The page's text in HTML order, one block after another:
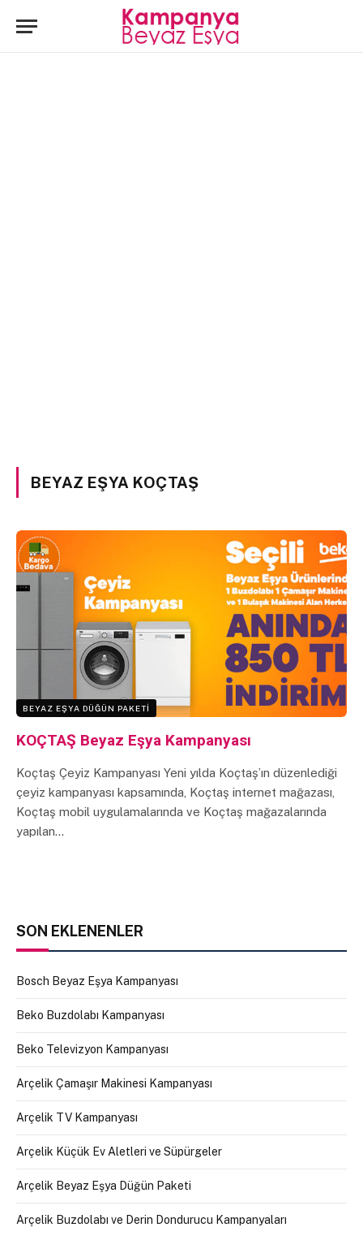
BEYAZ EŞYA KOÇTAŞ
BEYAZ EŞYA DÜĞÜN PAKETI
KOÇTAŞ Beyaz Eşya Kampanyası
Koçtaş Çeyiz Kampanyası Yeni yılda Koçtaş’ın düzenlediği
çeyiz kampanyası kapsamında, Koçtaş internet mağazası,
Koçtaş mobil uygulamalarında ve Koçtaş mağazalarında
yapılan…
SON EKLENENLER
Bosch Beyaz Eşya Kampanyası
Beko Buzdolabı Kampanyası
Beko Televizyon Kampanyası
Arçelik Çamaşır Makinesi Kampanyası
Arçelik TV Kampanyası
Arçelik Küçük Ev Aletleri ve Süpürgeler
Arçelik Beyaz Eşya Düğün Paketi
Arçelik Buzdolabı ve Derin Dondurucu Kampanyaları